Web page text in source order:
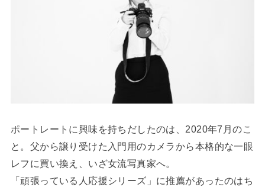
ポートレートに興味を持ちだしたのは、2020年7月のこ
と。父から譲り受けた入門用のカメラから本格的な一眼
レフに買い換え、いざ女流写真家へ。
「頑張っている人応援シリーズ」に推薦があったのはち